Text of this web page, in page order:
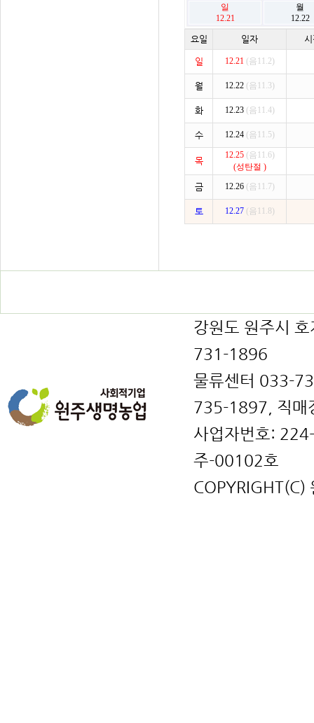
일
12.21
월
12.22
요일 일자
일 12.21 (음11.2)
월 12.22 (음11.3)
화 12.23 (음11.4)
수 12.24 (음11.5)
목
12.25 (음11.6)
(성탄절 )
금 12.26 (음11.7)
토 12.27 (음11.8)
강원도 원주시
731-1896
물류센터 033-
735-1897, 직
사업자번호:
주-00102호
COPYRIGHT(C)